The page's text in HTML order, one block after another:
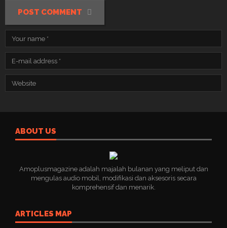
POST COMMENT
ABOUT US
Amoplusmagazine adalah majalah bulanan yang meliput dan
mengulas audio mobil, modifikasi dan aksesoris secara
komprehensif dan menarik.
ARTICLES MAP